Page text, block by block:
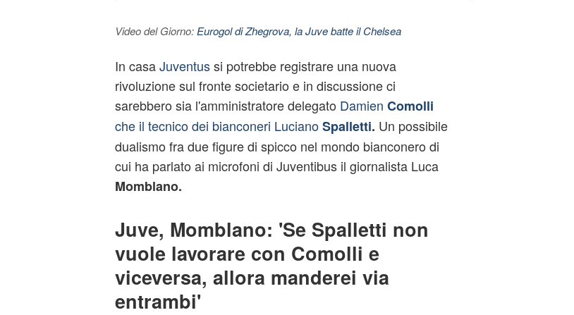
Video del Giorno: Eurogol di Zhegrova, la Juve batte il Chelsea
In casaJuventussi potrebbe registrare una nuova
rivoluzione sul fronte societario e in discussione ci
sarebbero sia l'amministratore delegato Damien Comolli
che il tecnico dei bianconeri LucianoSpalletti. Un possibile
dualismo fra due figure di spicco nel mondo bianconero di
cui ha parlato ai microfoni di Juventibus il giornalista Luca
Momblano.
Juve, Momblano: 'Se Spalletti non
vuole lavorare con Comolli e
viceversa, allora manderei via
entrambi'